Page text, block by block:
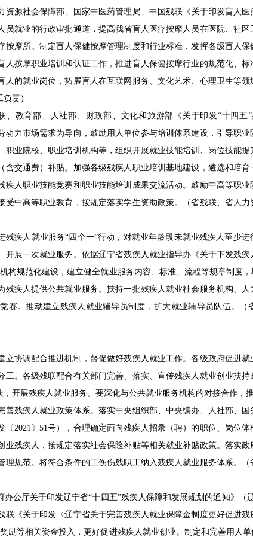
社会保障部、国家中医药管理局、中国残联《关于印发盲人医
就业的行政审批通道，提高我省盲人医疗按摩人员在医院、社
摩所。制定盲人保健按摩管理制度和行业标准，发挥各级盲人
按摩职业培训和认证工作，推进盲人保健按摩行业的规范化、
的就业岗位，拓展盲人在互联网服务、文化艺术、心理卫生等
责）
育部、人社部、财政部、文化和旅游部《关于印发“十四五
动力市场需求为导向，鼓励用人单位参与培训体系建设，引导职
业院校、职业培训机构等，组织开展就业技能培训、岗位技能
交通费）补贴。加强各级残疾人职业培训基地建设，遴选和培
人职业技能竞赛和职业技能培训成果交流活动。鼓励中高等职
中高等职业教育，按规定落实学生资助政策。（省残联、省人
人就业服务“四个一”行动，对就业年龄段未就业残疾人至少进
展一次就业服务。依据辽宁省残疾人就业指导办《关于下发残疾
构规范化建设，建立健全就业服务内容、标准、流程等规章制度
疾人提供公共就业服务。扶持一批残疾人就业社会服务机构、
赛。推动建立残疾人就业辅导员制度，扩大就业辅导员队伍。（
调配合推进机制，督促做好残疾人就业工作。各级政府促进就
。各级残联配合有关部门完善、落实、宣传残疾人就业创业扶
开展残疾人就业服务。要深化与公共就业服务机构的对接合作，
疾人就业政策体系。落实中央组织部、中央编办、人社部、国
2021〕51号），合理确定面向残疾人招录（聘）的职位、岗位
残疾人，按规定落实社会保险补贴等相关就业补贴政策。落实
规范。将符合条件的工伤伤残职工纳入残疾人就业服务体系。
厅关于印发辽宁省“十四五”残疾人保障和发展规划的通知》（
《关于印发〈辽宁省关于完善残疾人就业保障金制度更好促进
励等相关资金投入，更好促进残疾人就业创业。制定和完善用人